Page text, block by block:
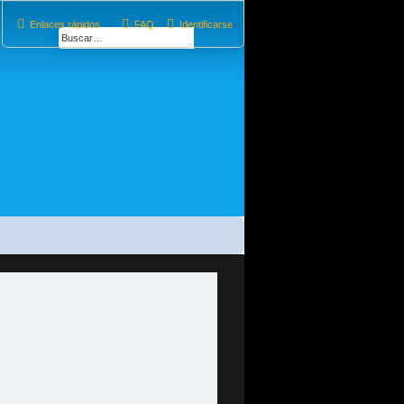
Enlaces rápidos Identificarse
FAQ